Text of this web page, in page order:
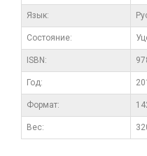
Язык:
Состояние:
ISBN:
Год:
Формат:
Вес: